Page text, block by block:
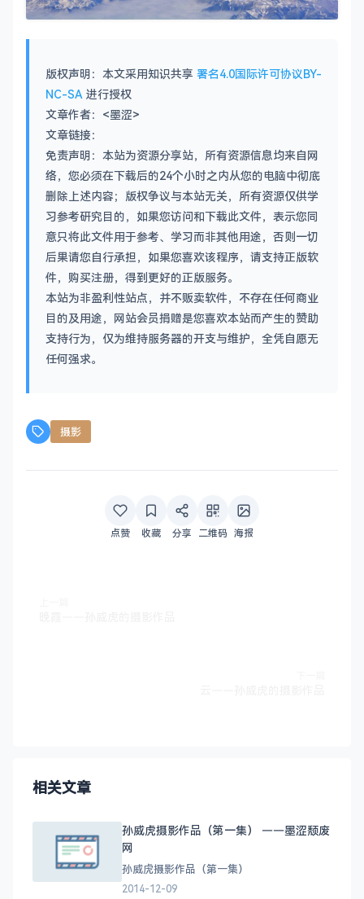
版权声明：本文采用知识共享 署名4.0国际许可协议BY-
NC-SA 进行授权
文章作者：<墨涩>
文章链接：
免责声明：本站为资源分享站，所有资源信息均来自网
络，您必须在下载后的24个小时之内从您的电脑中彻底
删除上述内容；版权争议与本站无关，所有资源仅供学
习参考研究目的，如果您访问和下载此文件，表示您同
意只将此文件用于参考、学习而非其他用途，否则一切
后果请您自行承担，如果您喜欢该程序，请支持正版软
件，购买注册，得到更好的正版服务。
本站为非盈利性站点，并不贩卖软件，不存在任何商业
目的及用途，网站会员捐赠是您喜欢本站而产生的赞助
支持行为，仅为维持服务器的开支与维护，全凭自愿无
任何强求。
摄影
点赞 收藏 分享 二维码 海报
相关文章
孙威虎摄影作品（第一集） ——墨涩颓废
网
孙威虎摄影作品（第一集）
2014-12-09